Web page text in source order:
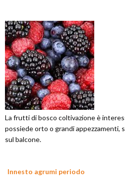
La frutti di bosco coltivazione è
possiede orto o grandi appezzamenti,
sul balcone.
Innesto agrumi periodo